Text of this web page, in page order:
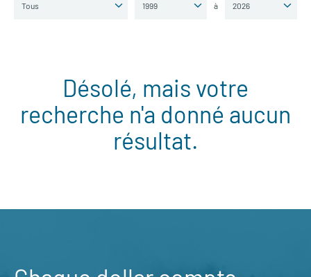
à
Désolé, mais votre
recherche n'a donné aucun
résultat.